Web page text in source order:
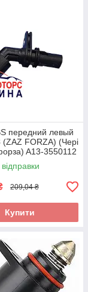
передний левый
(ZAZ FORZA) (Чері
A13-3550112
209,04 ₴
Купити